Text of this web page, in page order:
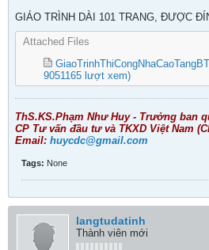
GIÁO TRÌNH DÀI 101 TRANG, ĐƯỢC
Attached Files
9051165 lượt xem)
ThS.KS.Phạm Như Huy - Trưởng ban
CP Tư vấn đầu tư và TKXD Việt Nam
Email: huycdc@gmail.com
Tags: None
langtudatinh
Thành viên mới